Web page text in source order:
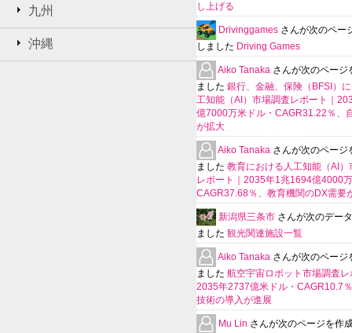
九州
沖縄
し上げる
Drivinggames さんが次のペー
しました Driving Games
Aiko Tanaka さんが次のページ
ました 銀行、金融、保険（BFSI）
工知能（AI）市場調査レポート｜
億7000万米ドル・CAGR31.22％、
が拡大
Aiko Tanaka さんが次のページ
ました 教育における人工知能（AI）
レポート｜2035年1兆1694億4000
CAGR37.68％、教育機関のDX需要
新潟県三条市 さんが次のデー
ました 観光関連施設一覧
Aiko Tanaka さんが次のページ
ました 航空宇宙ロボット市場調査レ
2035年2737億米ドル・CAGR10.7
技術の導入が進展
Mu Lin さんが次のページを作